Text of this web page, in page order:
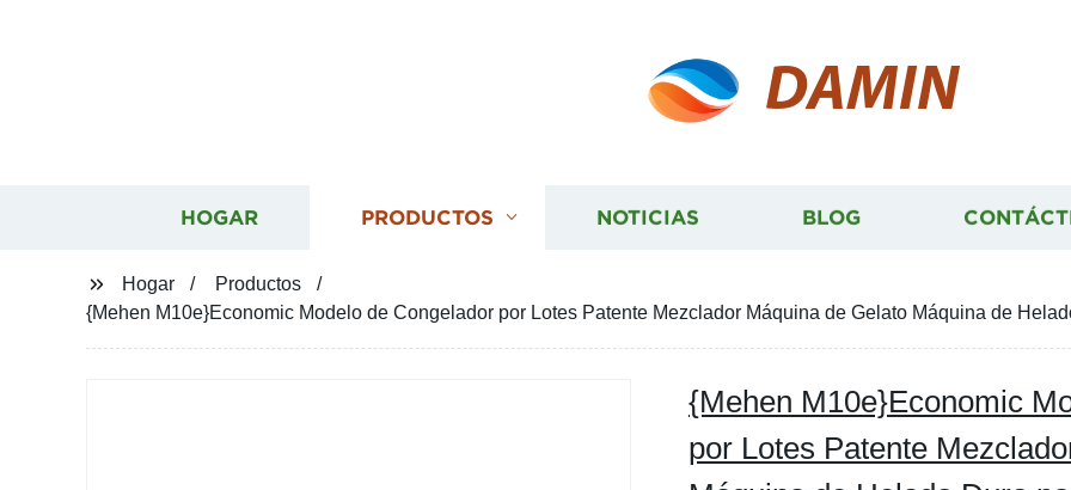
DAMIN
HOGAR PRODUCTOS NOTICIAS BLOG
Hogar
Productos
{Mehen M10e}Economic Modelo de Congelador por Lotes Patente Mezclador Máquina de Gelato Máquina de
{Mehen M10e}Economic
por Lotes Patente